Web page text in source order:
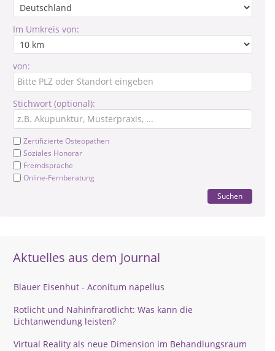
Im Umkreis von:
von:
Stichwort (optional):
Zertifizierte Osteopathen
Soziales Honorar
Fremdsprache
Online-Fernberatung
Suchen
Aktuelles aus dem Journal
Blauer Eisenhut - Aconitum napellus
Rotlicht und Nahinfrarotlicht: Was kann die
Lichtanwendung leisten?
Virtual Reality als neue Dimension im Behandlungsraum